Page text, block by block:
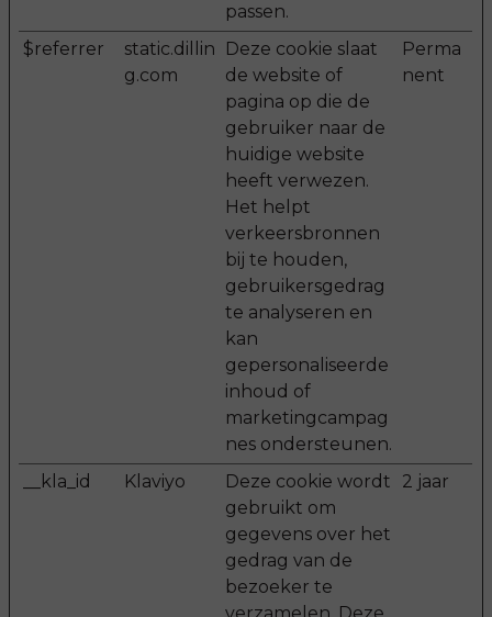
passen.
$referrer
static.dillin
g.com
Deze cookie slaat
de website of
pagina op die de
gebruiker naar de
huidige website
heeft verwezen.
Het helpt
verkeersbronnen
bij te houden,
gebruikersgedrag
te analyseren en
kan
gepersonaliseerde
inhoud of
marketingcampag
nes ondersteunen.
Perma
nent
__kla_id Klaviyo
Deze cookie wordt
gebruikt om
gegevens over het
gedrag van de
bezoeker te
2 jaar